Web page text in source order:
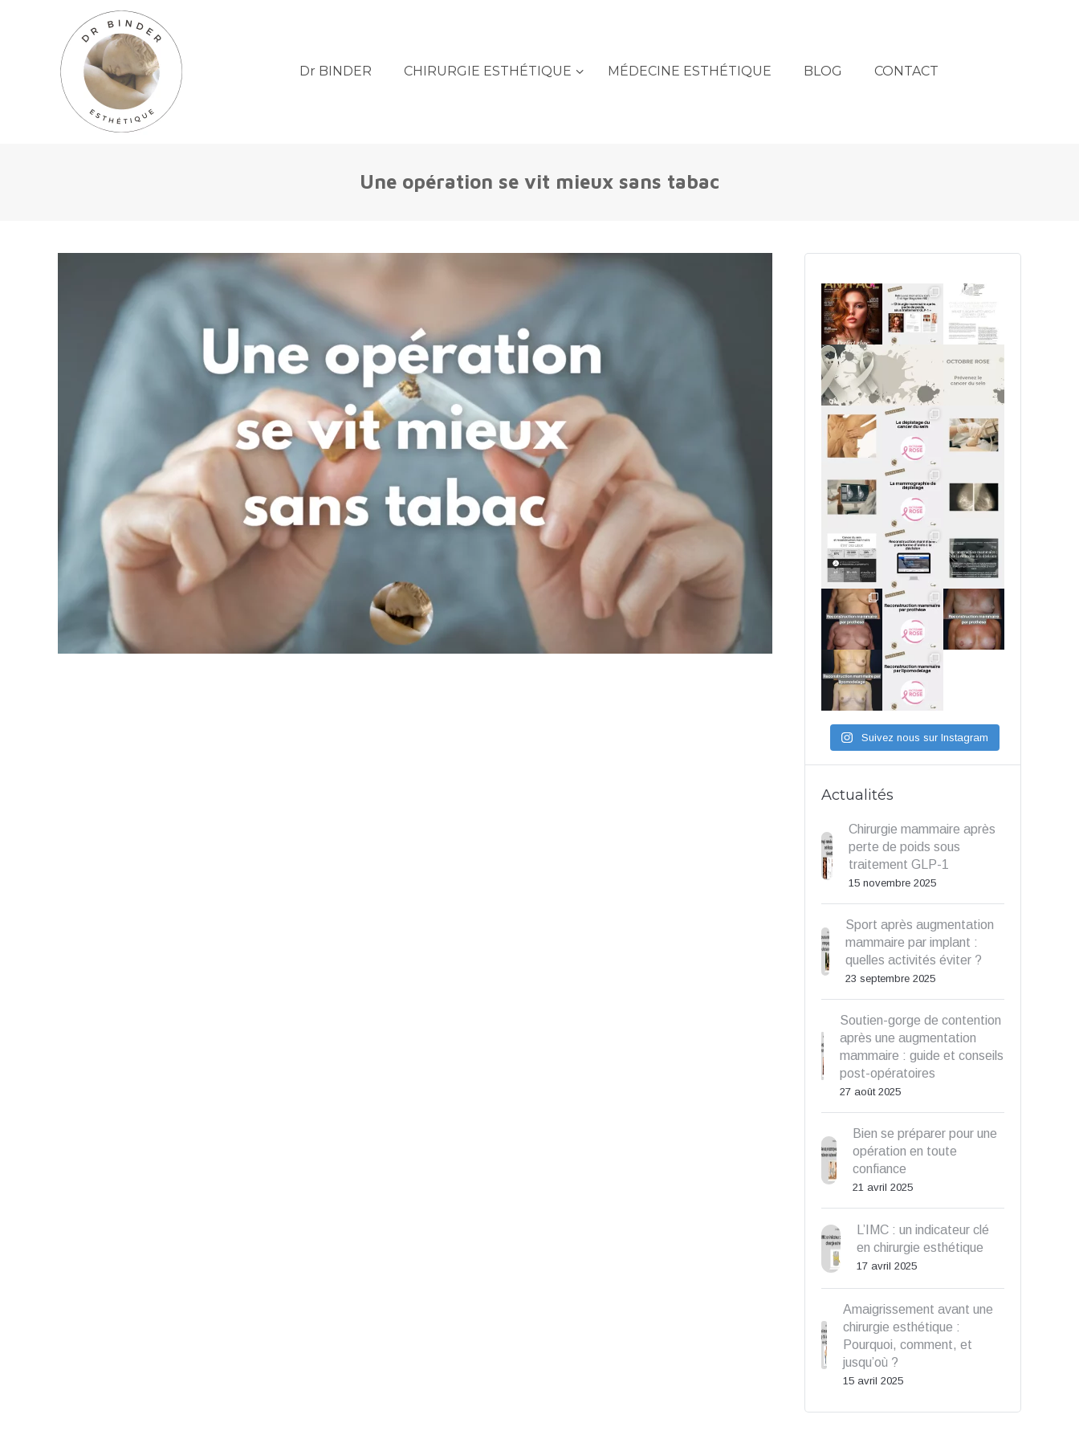
Dr BINDER CHIRURGIE ESTHÉTIQUE MÉDECINE ESTHÉTIQUE BLOG CONTACT
Une opération se vit mieux sans tabac
Suivez nous sur Instagram
Actualités
Chirurgie mammaire après
perte de poids sous
traitement GLP-1
15 novembre 2025
Sport après augmentation
mammaire par implant :
quelles activités éviter ?
23 septembre 2025
Soutien-gorge de contention
après une augmentation
mammaire : guide et conseils
post-opératoires
27 août 2025
Bien se préparer pour une
opération en toute
confiance
21 avril 2025
L’IMC : un indicateur clé
en chirurgie esthétique
17 avril 2025
Amaigrissement avant une
chirurgie esthétique :
Pourquoi, comment, et
jusqu’où ?
15 avril 2025